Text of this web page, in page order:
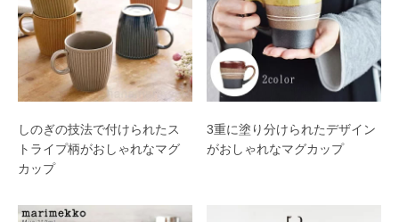
しのぎの技法で付けられたス
トライプ柄がおしゃれなマグ
カップ
3重に塗り分けられたデザイン
がおしゃれなマグカップ